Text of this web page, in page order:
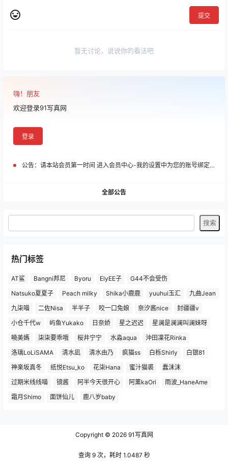
提交
暂无讨论，说说你的看法吧
嗨！朋友
欢迎登录91写真网
登录
公告： 请本站会员第一时间 进入会员中心-我的设置中为您的账号绑定邮箱!
全部公告
热门标签
AT鲨 Bangni邦尼 Byoru ElyEE子
G44不会受伤
Natsuko夏夏子
Peach milky Shika小鹿鹿 yuuhui玉汇
九曲Jean
九柒喵
二佐Nisa 半半子 咬一口兔娘 奈汐酱nice
封疆疆v
小仓千代w
屿鱼Yukako 日奈娇 星之迟迟
星澜是澜澜叫澜妹呀
曉美媽
柒柒要乖哦 桜井宁宁 水淼aqua
沖田凜花Rinka
洛璃LoLiSAMA
清水凪 清水由乃 疯猫ss 白栎Shirly
白银81
神楽坂真冬
纸悦Etsu_ko 花柒Hana 蜜汁猫裘
蠢沫沫
过期米线线喵
镜酱 阿半今天很开心 阿薰kaOri
雨波_HaneAme
霜月Shimo
面饼仙儿 鹿八岁baby
Copyright © 202691写真网
查询 9 次，耗时 1.0487 秒